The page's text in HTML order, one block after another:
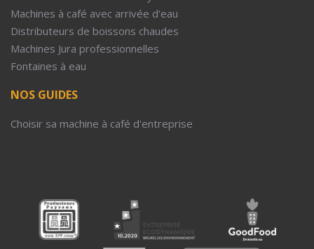
Machines à café avec arrivée d'eau
Distributeurs de boissons chaudes
Machines Jura professionnelles
Fontaines à eau
NOS GUIDES
Choisir sa machine à café d'entreprise
sur tous les